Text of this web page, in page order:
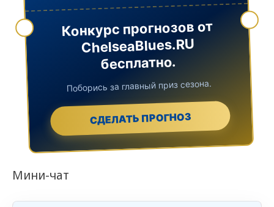
Конкурс прогнозов от
ChelseaBlues.RU
бесплатно.
Поборись за главный приз сезона.
СДЕЛАТЬ ПРОГНОЗ
Мини-чат